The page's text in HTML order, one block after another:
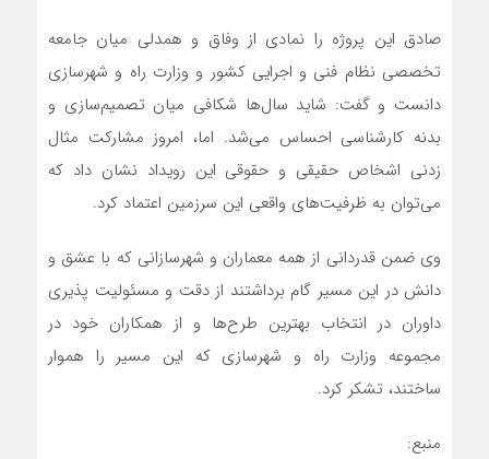
صادق این پروژه را نمادی از وفاق و همدلی میان جامعه
تخصصی نظام فنی و اجرایی کشور و وزارت راه و شهرسازی
دانست و گفت: شاید سال‌ها شکافی میان تصمیم‌سازی و
بدنه کارشناسی احساس می‌شد. اما، امروز مشارکت مثال
زدنی اشخاص حقیقی و حقوقی این رویداد نشان داد که
می‌توان به ظرفیت‌های واقعی این سرزمین اعتماد کرد.
وی ضمن قدردانی از همه معماران و شهرسازانی که با عشق و
دانش در این مسیر گام برداشتند از دقت و مسئولیت پذیری
داوران در انتخاب بهترین طرح‌ها و از همکاران خود در
مجموعه وزارت راه و شهرسازی که این مسیر را هموار
ساختند، تشکر کرد.
منبع: